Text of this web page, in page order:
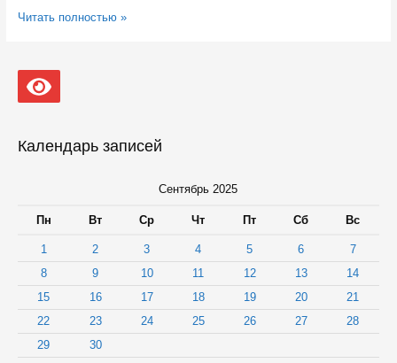
4
фонда
по
Карелии
единого
Читать полностью »
Календарь записей
Сентябрь 2025
Пн Вт Ср Чт Пт Сб Вс
1 2 3 4 5 6
7
8
9 10 11 12 13
14
15
16 17 18 19 20
21
22
23 24 25 26 27
28
29
30